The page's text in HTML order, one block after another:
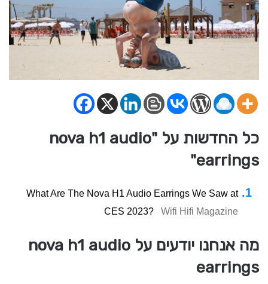
כל החדשות על "nova h1 audio
earrings"
What Are The Nova H1 Audio Earrings We Saw at
CES 2023?
Wifi Hifi Magazine
מה אנחנו יודעים על nova h1 audio
earrings